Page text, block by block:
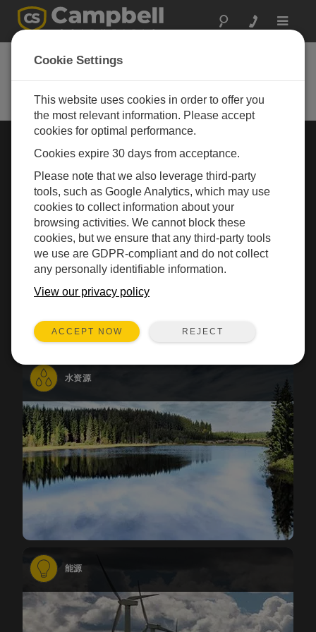
Toggle
Rugged Monitoring
application
行业选择 »
气象
水资源
能源
Cookie Settings
This website uses cookies in order to offer you
the most relevant information. Please accept
cookies for optimal performance.
Cookies expire 30 days from acceptance.
Please note that we also leverage third-party
tools, such as Google Analytics, which may use
cookies to collect information about your
browsing activities. We cannot block these
cookies, but we ensure that any third-party tools
we use are GDPR-compliant and do not collect
any personally identifiable information.
View our privacy policy
ACCEPT NOW REJECT